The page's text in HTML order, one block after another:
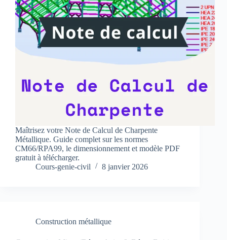
Maîtrisez votre Note de Calcul de Charpente
Métallique. Guide complet sur les normes
CM66/RPA99, le dimensionnement et modèle PDF
gratuit à télécharger.
Cours-genie-civil
8 janvier 2026
Construction métallique